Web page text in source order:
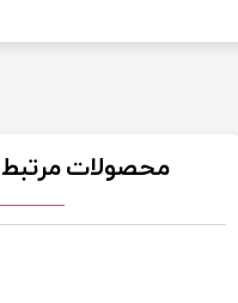
محصولات مرتبط